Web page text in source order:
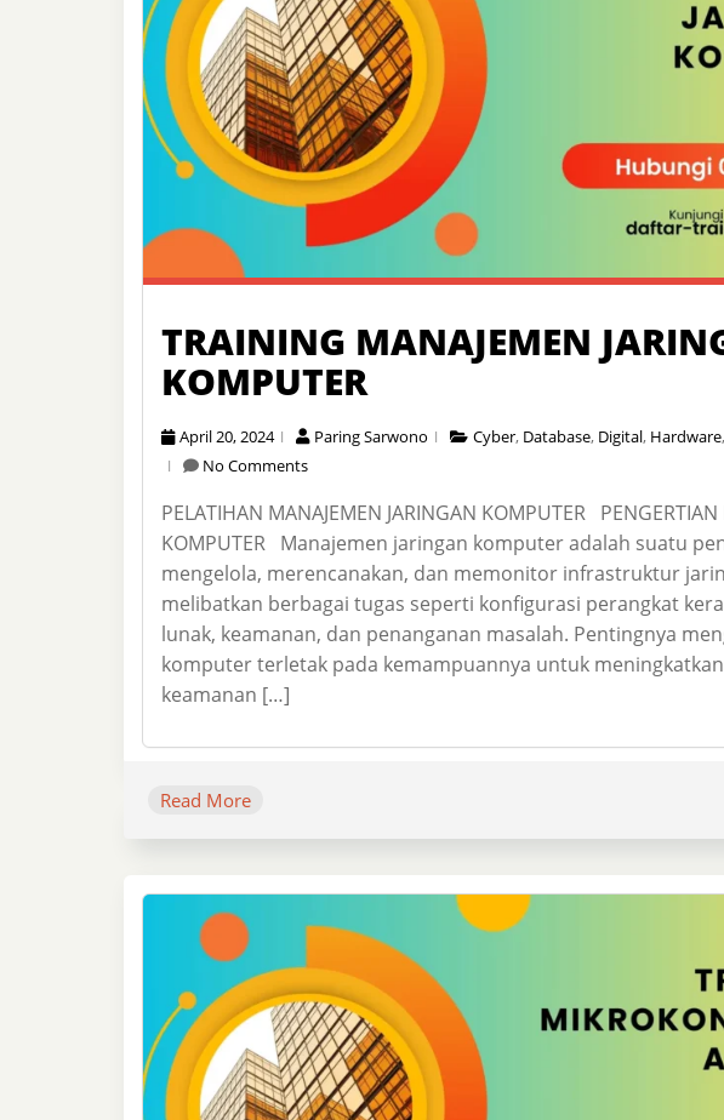
TRAINING MANAJEMEN
KOMPUTER
April 20, 2024 Paring Sarwono Cyber, Database, Digital, Hardware,
No Comments
PELATIHAN MANAJEMEN JARINGAN KOMPUTER PENGERTIAN
KOMPUTER Manajemen jaringan komputer adalah suatu
mengelola, merencanakan, dan memonitor infrastruktur
melibatkan berbagai tugas seperti konfigurasi perangkat
lunak, keamanan, dan penanganan masalah. Pentingnya
komputer terletak pada kemampuannya untuk
keamanan […]
Read More